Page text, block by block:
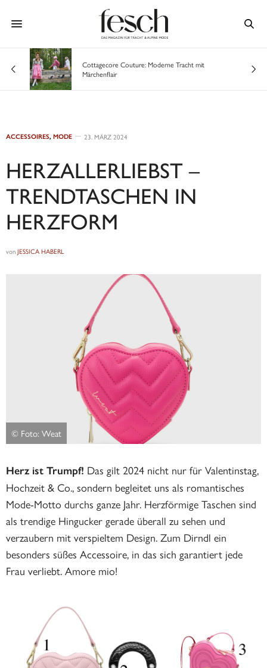
Cottagecore Couture: Moderne Tracht mit
Märchenflair
ACCESSOIRES, MODE 23. MÄRZ 2024
HERZALLERLIEBST –
TRENDTASCHEN IN
HERZFORM
von JESSICA HABERL
© Foto: Weat
Herz ist Trumpf! Das gilt 2024 nicht nur für Valentinstag,
Hochzeit & Co., sondern begleitet uns als romantisches
Mode-Motto durchs ganze Jahr. Herzförmige Taschen sind
als trendige Hingucker gerade überall zu sehen und
verzaubern mit verspieltem Design. Zum Dirndl ein
besonders süßes Accessoire, in das sich garantiert jede
Frau verliebt. Amore mio!